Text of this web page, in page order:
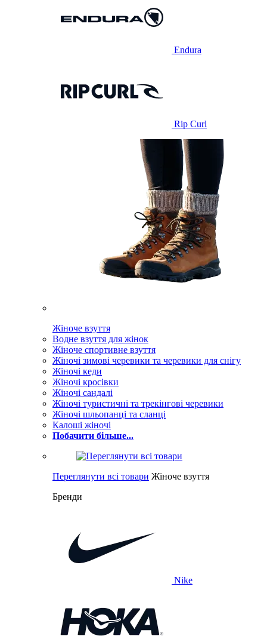
Endura
Rip Curl
Жіноче взуття
Водне взуття для жінок
Жіноче спортивне взуття
Жіночі зимові черевики та черевики для снігу
Жіночі кеди
Жіночі кросівки
Жіночі сандалі
Жіночі туристичні та трекінгові черевики
Жіночі шльопанці та сланці
Калоші жіночі
Побачити більше...
Переглянути всі товари Жіноче взуття
Бренди
Nike